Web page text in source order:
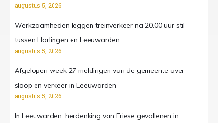
augustus 5, 2026
Werkzaamheden leggen treinverkeer na 20.00 uur stil
tussen Harlingen en Leeuwarden
augustus 5, 2026
Afgelopen week 27 meldingen van de gemeente over
sloop en verkeer in Leeuwarden
augustus 5, 2026
In Leeuwarden: herdenking van Friese gevallenen in